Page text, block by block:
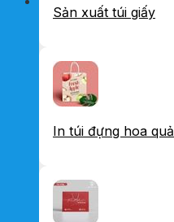
Sản xuất túi giấy
In túi đựng hoa quả